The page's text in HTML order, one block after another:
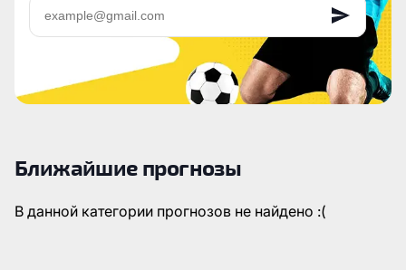
Ближайшие прогнозы
В данной категории прогнозов не найдено :(